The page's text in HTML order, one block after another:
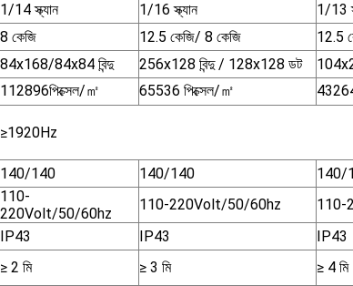
1/14 স্ক্যান 1/16 স্ক্যান
1/13
8 কেজি 12.5 কেজি/ 8 কেজি
12.5
84x168/84x84 বিন্দু 256x128 বিন্দু / 128x128 ডট
112896পিক্সেল/㎡ 65536 পিক্সেল/㎡
≥1920Hz
140/140 140/140
140/
110-
220Volt/50/60hz
110-220Volt/50/60hz
110-
IP43 IP43
IP43
≥ 2 মি ≥ 3 মি
≥ 4 মি